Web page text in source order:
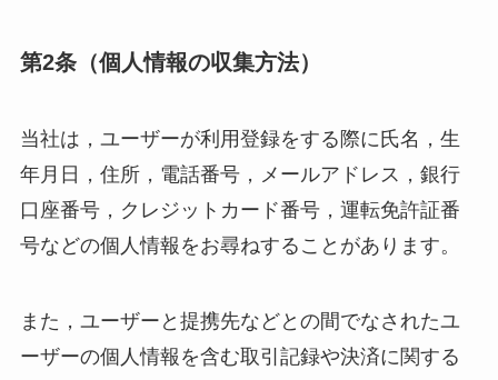
第2条（個人情報の収集方法）
当社は，ユーザーが利用登録をする際に氏名，生
年月日，住所，電話番号，メールアドレス，銀行
口座番号，クレジットカード番号，運転免許証番
号などの個人情報をお尋ねすることがあります。
また，ユーザーと提携先などとの間でなされたユ
ーザーの個人情報を含む取引記録や決済に関する